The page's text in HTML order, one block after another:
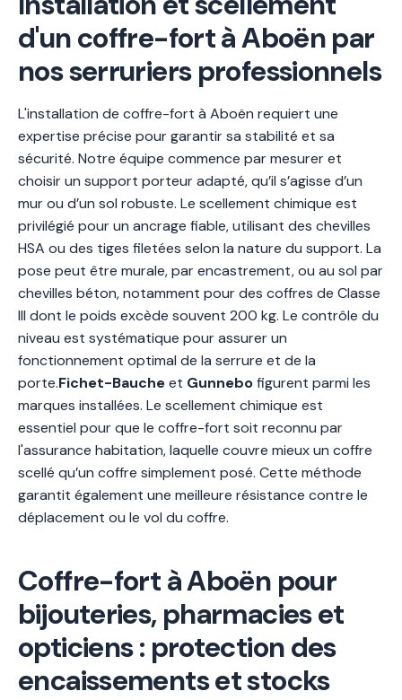
d'un coffre-fort à Aboën par
nos serruriers professionnels
L'installation de coffre-fort à Aboën requiert une
expertise précise pour garantir sa stabilité et sa
sécurité. Notre équipe commence par mesurer et
choisir un support porteur adapté, qu’il s’agisse d’un
mur ou d’un sol robuste. Le scellement chimique est
privilégié pour un ancrage fiable, utilisant des chevilles
HSA ou des tiges filetées selon la nature du support. La
pose peut être murale, par encastrement, ou au sol par
chevilles béton, notamment pour des coffres de Classe
III dont le poids excède souvent 200 kg. Le contrôle du
niveau est systématique pour assurer un
fonctionnement optimal de la serrure et de la
porte.Fichet-Baucheet Gunnebofigurent parmi les
marques installées. Le scellement chimique est
essentiel pour que le coffre-fort soit reconnu par
l'assurance habitation, laquelle couvre mieux un coffre
scellé qu’un coffre simplement posé. Cette méthode
garantit également une meilleure résistance contre le
déplacement ou le vol du coffre.
Coffre-fort à Aboën pour
bijouteries, pharmacies et
opticiens : protection des
encaissements et stocks